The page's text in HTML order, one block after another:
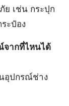
ย เช่น กระปุก
ะป๋อง
จากที่ไหนได้
อุปกรณ์ช่าง